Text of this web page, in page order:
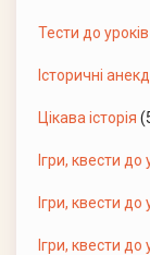
Тести до уроків
Історичні
Цікава історія
Ігри, квести до
Ігри, квести до
Ігри, квести до